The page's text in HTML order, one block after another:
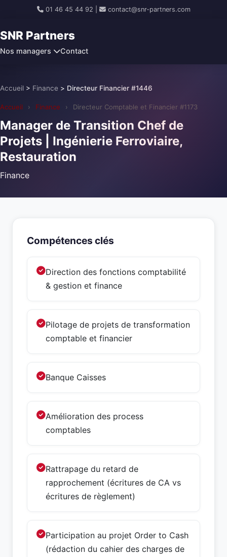
01 46 45 44 92 contact@snr-partners.com
SNR Partners
Nos managers Contact
Accueil > Finance > Directeur Financier #1446
Accueil › Finance › Directeur Comptable et Financier #1173
Manager de Transition Chef de
Projets | Ingénierie Ferroviaire,
Restauration
Finance
Compétences clés
Direction des fonctions comptabilité
& gestion et finance
Pilotage de projets de transformation
comptable et financier
Banque Caisses
Amélioration des process
comptables
Rattrapage du retard de
rapprochement (écritures de CA vs
écritures de règlement)
Participation au projet Order to Cash
(rédaction du cahier des charges de